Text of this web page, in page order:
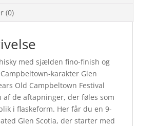
(0)
med sjælden fino-finish og
karakter Glen
Old Campbeltown Festival
af de aftapninger, der føles som
i flaskeform. Her får du en 9-
Glen Scotia, der starter med